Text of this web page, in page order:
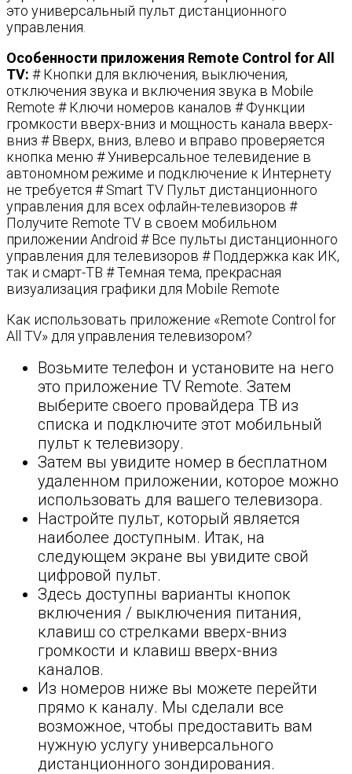
это универсальный пульт дистанционного
управления.
Особенности приложения Remote Control for All
TV: # Кнопки для включения, выключения,
отключения звука и включения звука в Mobile
Remote # Ключи номеров каналов # Функции
громкости вверх-вниз и мощность канала вверх-
вниз # Вверх, вниз, влево и вправо проверяется
кнопка меню # Универсальное телевидение в
автономном режиме и подключение к Интернету
не требуется # Smart TV Пульт дистанционного
управления для всех офлайн-телевизоров #
Получите Remote TV в своем мобильном
приложении Android # Все пульты дистанционного
управления для телевизоров # Поддержка как ИК,
так и смарт-ТВ # Темная тема, прекрасная
визуализация графики для Mobile Remote
Как использовать приложение «Remote Control for
All TV» для управления телевизором?
Возьмите телефон и установите на него
это приложение TV Remote. Затем
выберите своего провайдера ТВ из
списка и подключите этот мобильный
пульт к телевизору.
Затем вы увидите номер в бесплатном
удаленном приложении, которое можно
использовать для вашего телевизора.
Настройте пульт, который является
наиболее доступным. Итак, на
следующем экране вы увидите свой
цифровой пульт.
Здесь доступны варианты кнопок
включения / выключения питания,
клавиш со стрелками вверх-вниз
громкости и клавиш вверх-вниз
каналов.
Из номеров ниже вы можете перейти
прямо к каналу. Мы сделали все
возможное, чтобы предоставить вам
нужную услугу универсального
дистанционного зондирования.